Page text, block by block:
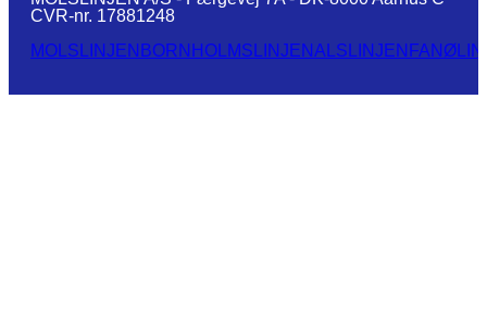
CVR-nr. 17881248
MOLSLINJEN BORNHOLMSLINJENALSLINJEN